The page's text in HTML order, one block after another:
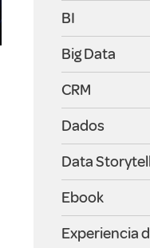
BI
Big Data
CRM
Dados
Data
Ebook
Experiencia